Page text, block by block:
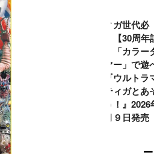
ティガ世代必
見！【30周年
念】「カラー
イマー」で遊
る『ウルトラ
ンティガとあ
ぼう！』2026
７月９日発売